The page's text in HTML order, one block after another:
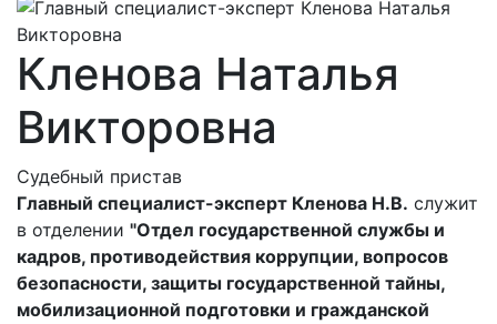
Кленова Наталья
Викторовна
Судебный пристав
Главный специалист-эксперт Кленова Н.В. служит
в отделении "Отдел государственной службы и
кадров, противодействия коррупции, вопросов
безопасности, защиты государственной тайны,
мобилизационной подготовки и гражданской